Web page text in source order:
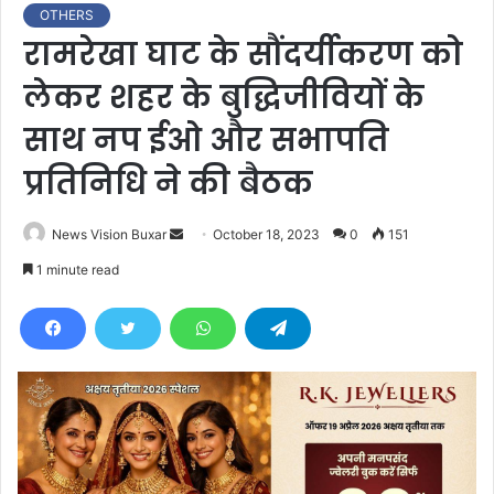
OTHERS
रामरेखा घाट के सौंदर्यीकरण को
लेकर शहर के बुद्धिजीवियों के
साथ नप ईओ और सभापति
प्रतिनिधि ने की बैठक
News Vision Buxar
d
e
m
a
i
October 18, 2023 0 151
1 minute read